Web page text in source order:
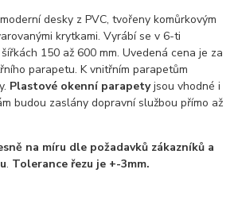
desky z PVC, tvořeny komůrkovým
krytkami. Vyrábí se v 6-ti
150 až 600 mm. Uvedená cena je za
parapetu. K vnitřním parapetům
Plastové okenní parapetyjsou vhodné i
budou zaslány dopravní službou přímo až
na míru dle požadavků zákazníků a
. Tolerance řezu je +-3mm.